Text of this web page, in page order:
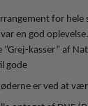
for hele
en god
”Grej-kasser” af
gode
er ved at